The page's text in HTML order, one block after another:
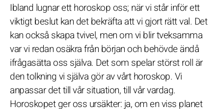
Ibland lugnar ett horoskop oss; när vi står inför ett
viktigt beslut kan det bekräfta att vi gjort rätt val. Det
kan också skapa tvivel, men om vi blir tveksamma
var vi redan osäkra från början och behövde ändå
ifrågasätta oss själva. Det som spelar störst roll är
den tolkning vi själva gör av vårt horoskop. Vi
anpassar det till vår situation, till vår vardag.
Horoskopet ger oss ursäkter: ja, om en viss planet